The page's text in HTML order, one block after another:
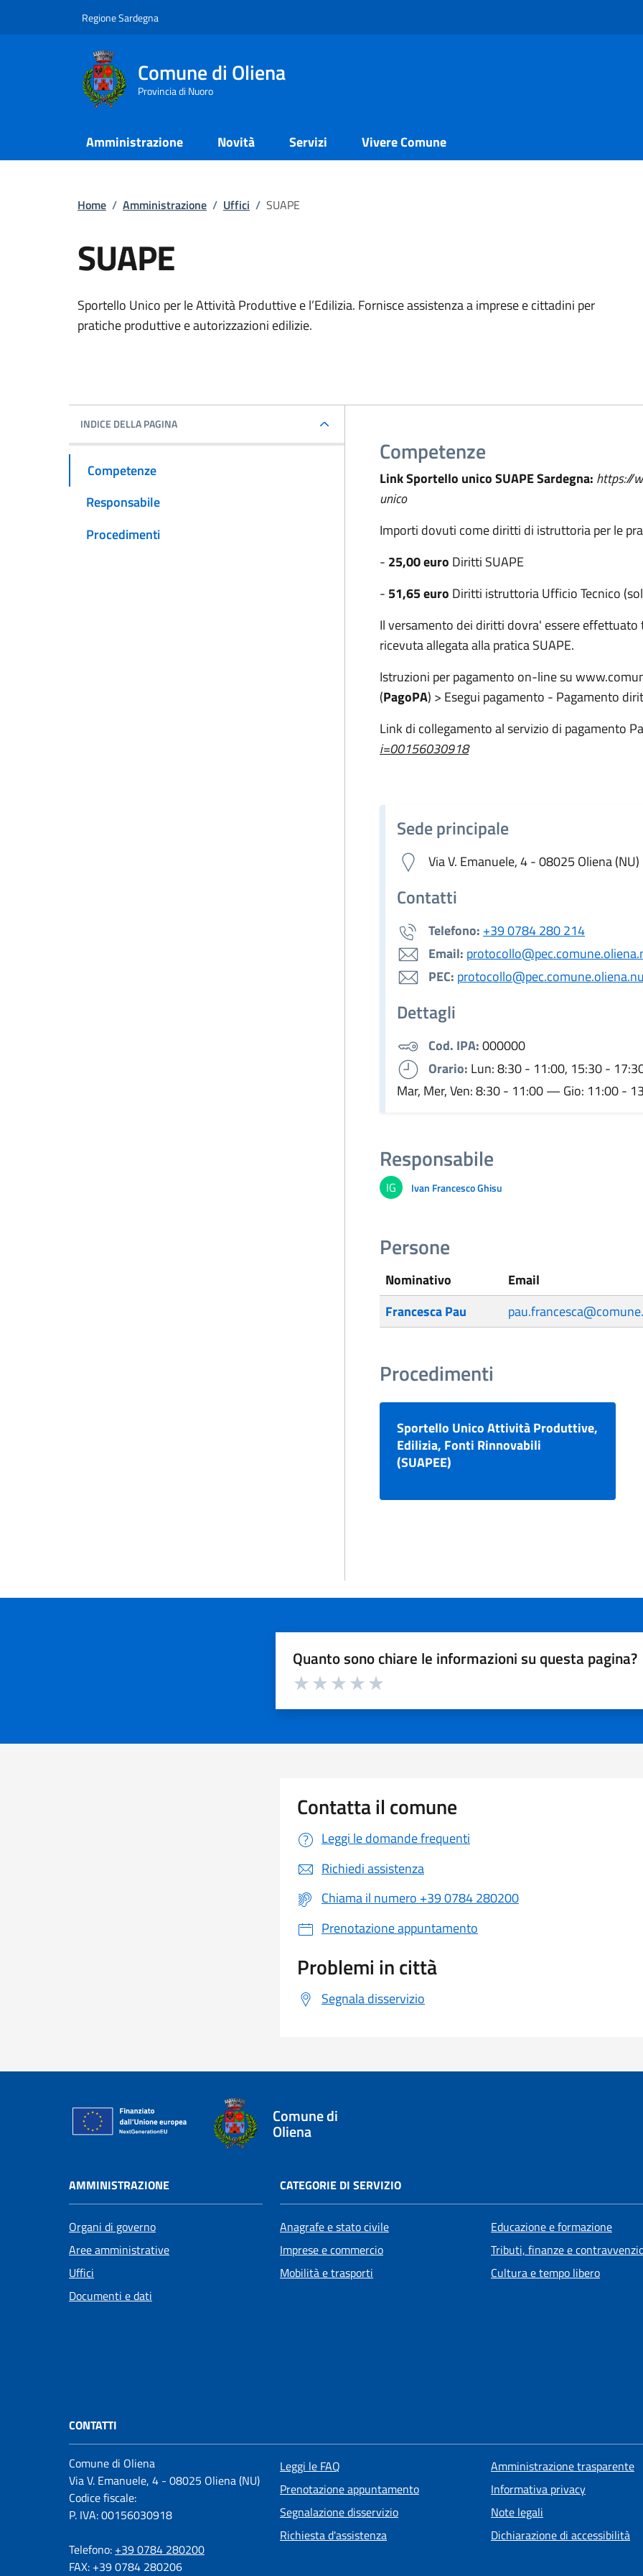
Regione Sardegna
Comune di Oliena
Provincia di Nuoro
Amministrazione Novità Servizi Vivere Comune
Home / Amministrazione / Uffici / SUAPE
SUAPE
Sportello Unico per le Attività Produttive e l’Edilizia. Fornisce assistenza a imprese e cittadini per
pratiche produttive e autorizzazioni edilizie.
INDICE DELLA PAGINA
Competenze
Responsabile
Procedimenti
Competenze
Link Sportello unico SUAPE Sardegna: https://
unico
Importi dovuti come diritti di istruttoria per le
- 25,00 euro Diritti SUAPE
- 51,65 euro Diritti istruttoria Ufficio Tecnico
Il versamento dei diritti dovra' essere effettuato
ricevuta allegata alla pratica SUAPE.
Istruzioni per pagamento on-line su
(PagoPA) > Esegui pagamento - Pagamento
Link di collegamento al servizio di pagamento
i=00156030918
Sede principale
Via V. Emanuele, 4 - 08025 Oliena (NU)
Contatti
Telefono: +39 0784 280 214
Email:
PEC:
Dettagli
Cod. IPA:000000
Orario: Lun: 8:30 - 11:00, 15:30 -
Mar, Mer, Ven: 8:30 - 11:00 — Gio: 11:00 -
Responsabile
IG Ivan Francesco Ghisu
Persone
Nominativo Email
Francesca Pau
Procedimenti
Sportello Unico Attività Produttive,
Edilizia, Fonti Rinnovabili
(SUAPEE)
Quanto sono chiare le informazioni su questa pagina?
Valuta da 1 a 5 stelle la pagina
Contatta il comune
Leggi le domande frequenti
Richiedi assistenza
Chiama il numero +39 0784 280200
Prenotazione appuntamento
Problemi in città
Segnala disservizio
Comune di
Oliena
AMMINISTRAZIONE
Organi di governo
Aree amministrative
Uffici
Documenti e dati
CATEGORIE DI SERVIZIO
Anagrafe e stato civile
Imprese e commercio
Mobilità e trasporti
Educazione e formazione
Tributi, finanze e
Cultura e tempo libero
CONTATTI
Comune di Oliena
Via V. Emanuele, 4 - 08025 Oliena (NU)
Codice fiscale:
P. IVA: 00156030918
Telefono: +39 0784 280200
FAX: +39 0784 280206
Leggi le FAQ
Prenotazione appuntamento
Segnalazione disservizio
Richiesta d'assistenza
Amministrazione trasparente
Informativa privacy
Note legali
Dichiarazione di accessibilità